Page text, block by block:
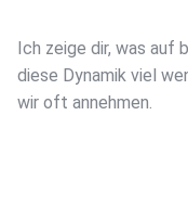
Ich zeige dir, was auf
diese Dynamik viel
wir oft annehmen.